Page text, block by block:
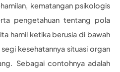
kematangan psikologis
pengetahuan tentang pola
hamil ketika berusia di bawah
kesehatannya situasi organ
Sebagai contohnya adalah